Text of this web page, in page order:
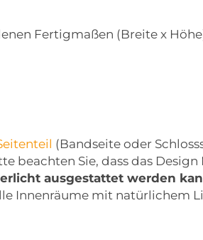
Fertigmaßen (Breite x
(Bandseite oder
beachten Sie, dass das Design
ausgestattet werden
Innenräume mit natürlichem